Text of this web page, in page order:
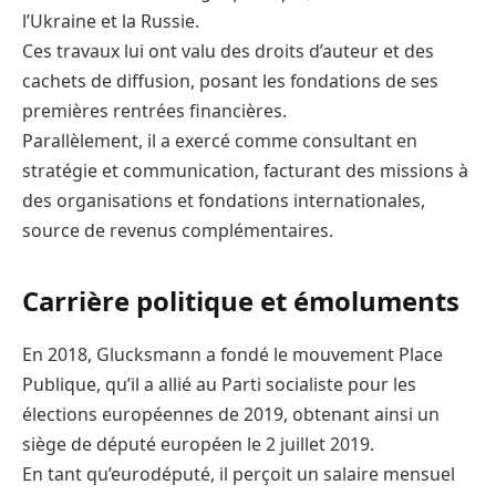
l’Ukraine et la Russie.
Ces travaux lui ont valu des droits d’auteur et des
cachets de diffusion, posant les fondations de ses
premières rentrées financières.
Parallèlement, il a exercé comme consultant en
stratégie et communication, facturant des missions à
des organisations et fondations internationales,
source de revenus complémentaires.
Carrière politique et émoluments
En 2018, Glucksmann a fondé le mouvement Place
Publique, qu’il a allié au Parti socialiste pour les
élections européennes de 2019, obtenant ainsi un
siège de député européen le 2 juillet 2019.
En tant qu’eurodéputé, il perçoit un salaire mensuel